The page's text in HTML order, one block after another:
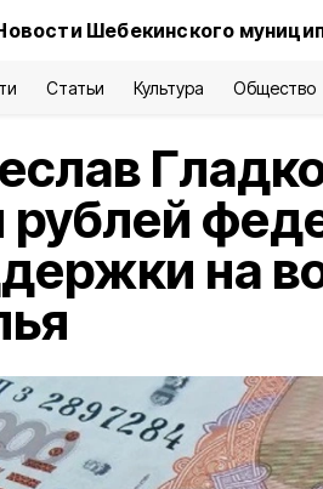
Шебекинского
Статьи Культура Общество
рублей
на